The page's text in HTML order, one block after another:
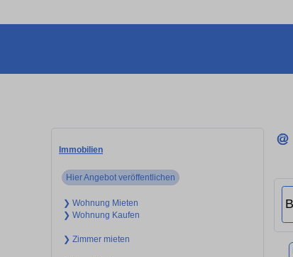
Immobilien
Hier Angebot veröffentlichen
❯ Wohnung Mieten
❯ Wohnung Kaufen
❯ Zimmer mieten